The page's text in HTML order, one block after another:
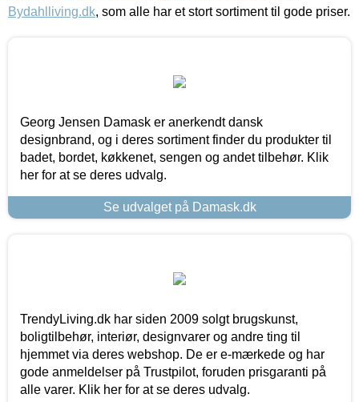
Bydahlliving.dk, som alle har et stort sortiment til gode priser.
Georg Jensen Damask er anerkendt dansk
designbrand, og i deres sortiment finder du produkter til
badet, bordet, køkkenet, sengen og andet tilbehør. Klik
her for at se deres udvalg.
Se udvalget på Damask.dk
TrendyLiving.dk har siden 2009 solgt brugskunst,
boligtilbehør, interiør, designvarer og andre ting til
hjemmet via deres webshop. De er e-mærkede og har
gode anmeldelser på Trustpilot, foruden prisgaranti på
alle varer. Klik her for at se deres udvalg.